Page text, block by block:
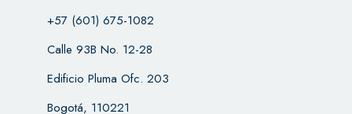
+57 (601) 675-1082
Calle 93B No. 12-28
Edificio Pluma Ofc. 203
Bogotá, 110221